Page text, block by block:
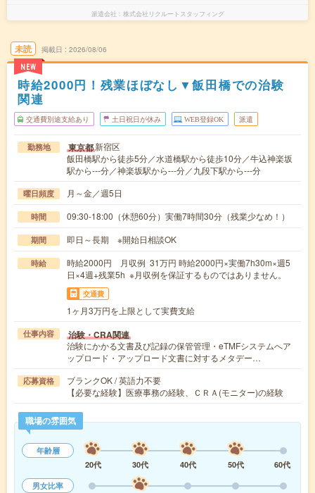
派遣会社 株式会社リクルートスタッフィング
未読
NEW
掲載日 2026/08/06
時給2000円！残業ほぼなし▼飯田橋での治験
関連
交通費別途支給あり 土日祝日が休み WEB登録OK 派遣
勤務地 東京都新宿区
飯田橋駅から徒歩5分／水道橋駅から徒歩10分／牛込神楽坂
駅から---分／神楽坂駅から---分／九段下駅から---分
曜日頻度 月～金／週5日
時間 09:30-18:00（休憩60分）実働7時間30分（残業少なめ！）
期間 即日～長期 ※開始日相談OK
時給
時給2000円 月収例 31万円 時給2000円×実働7h30m×週5
日×4週+残業5h ※月収例を保証するものではありません。
交通費
1ヶ月3万円を上限として実費支給
仕事内容 治験・CRA関連
治験にかかる文書及び記録の保管管理・eTMFシステムへア
ップロード・アップロード文書に対するメタデー…
応募資格
ブランクOK / 英語力不要
【必要な経験】医療事務の経験、ＣＲＡ(モニター)の経験
職場の雰囲気
年齢層
20代
30代 40代 50代
60代
男女比率